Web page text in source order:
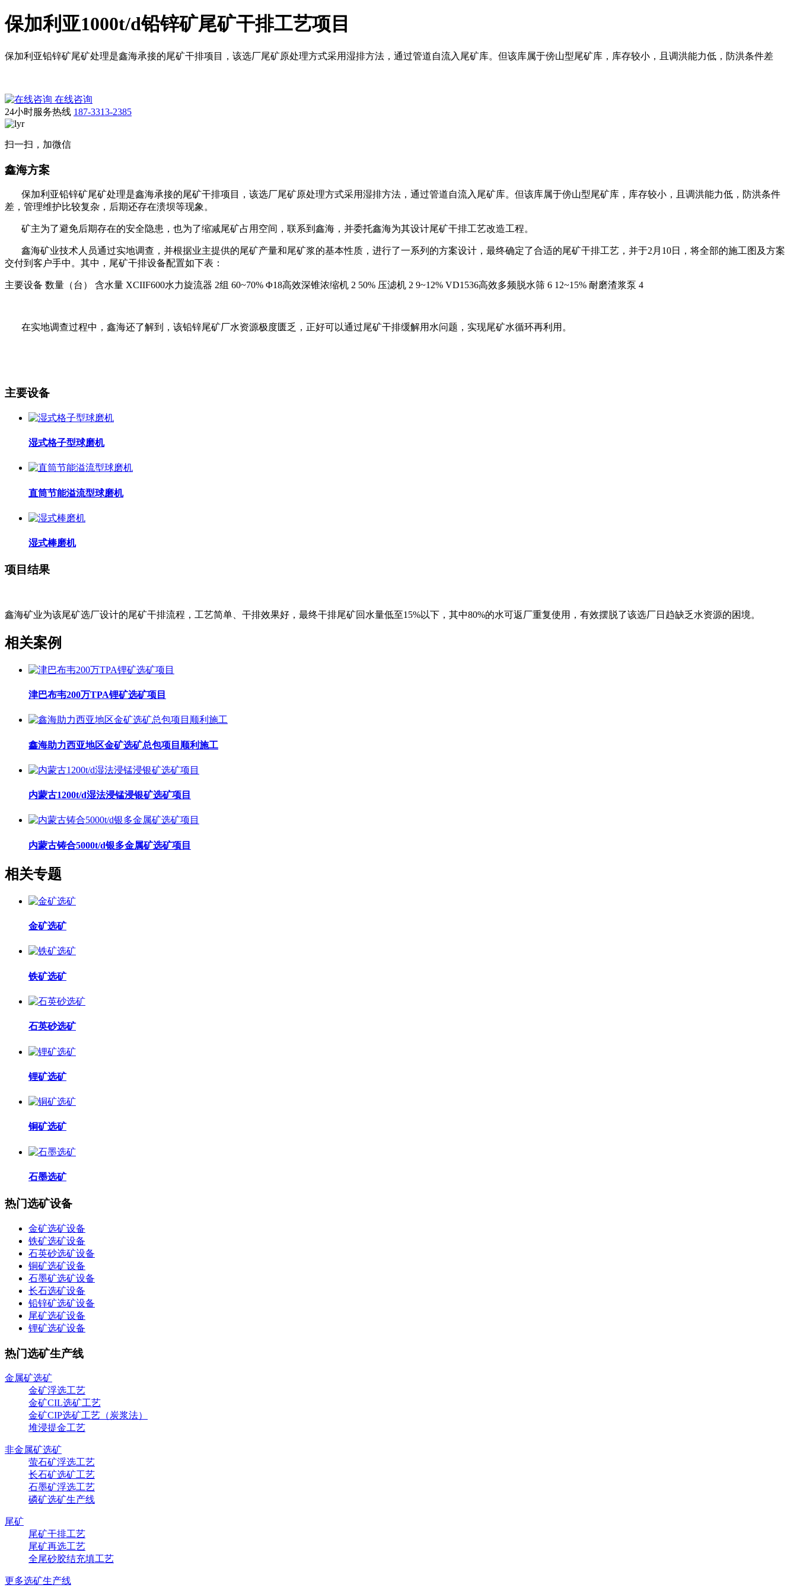
保加利亚1000t/d铅锌矿尾矿干排工艺项目
保加利亚铅锌矿尾矿处理是鑫海承接的尾矿干排项目，该选厂尾矿原处理方式采用湿排方法，通过管道自流入尾矿库。但该库属于傍山型尾矿库，库存较小，且调洪能力低，防洪条件差
在线咨询
24小时服务热线 187-3313-2385
扫一扫，加微信
鑫海方案
保加利亚铅锌矿尾矿处理是鑫海承接的尾矿干排项目，该选厂尾矿原处理方式采用湿排方法，通过管道自流入尾矿库。但该库属于傍山型尾矿库，库存较小，且调洪能力低，防洪条件
差，管理维护比较复杂，后期还存在溃坝等现象。
矿主为了避免后期存在的安全隐患，也为了缩减尾矿占用空间，联系到鑫海，并委托鑫海为其设计尾矿干排工艺改造工程。
鑫海矿业技术人员通过实地调查，并根据业主提供的尾矿产量和尾矿浆的基本性质，进行了一系列的方案设计，最终确定了合适的尾矿干排工艺，并于2月10日，将全部的施工图及方案
交付到客户手中。其中，尾矿干排设备配置如下表：
主要设备 数量（台） 含水量 XCIIF600水力旋流器 2组 60~70% Φ18高效深锥浓缩机 2 50% 压滤机 2 9~12% VD1536高效多频脱水筛 6 12~15% 耐磨渣浆泵 4
在实地调查过程中，鑫海还了解到，该铅锌尾矿厂水资源极度匮乏，正好可以通过尾矿干排缓解用水问题，实现尾矿水循环再利用。
主要设备
湿式格子型球磨机
直筒节能溢流型球磨机
湿式棒磨机
项目结果
鑫海矿业为该尾矿选厂设计的尾矿干排流程，工艺简单、干排效果好，最终干排尾矿回水量低至15%以下，其中80%的水可返厂重复使用，有效摆脱了该选厂日趋缺乏水资源的困境。
相关案例
津巴布韦200万TPA锂矿选矿项目
鑫海助力西亚地区金矿选矿总包项目顺利施工
内蒙古1200t/d湿法浸锰浸银矿选矿项目
内蒙古铸合5000t/d银多金属矿选矿项目
相关专题
金矿选矿
铁矿选矿
石英砂选矿
锂矿选矿
铜矿选矿
石墨选矿
热门选矿设备
金矿选矿设备
铁矿选矿设备
石英砂选矿设备
铜矿选矿设备
石墨矿选矿设备
长石选矿设备
铅锌矿选矿设备
尾矿选矿设备
锂矿选矿设备
热门选矿生产线
金属矿选矿
金矿浮选工艺
金矿CIL选矿工艺
金矿CIP选矿工艺（炭浆法）
堆浸提金工艺
非金属矿选矿
萤石矿浮选工艺
长石矿选矿工艺
石墨矿浮选工艺
磷矿选矿生产线
尾矿
尾矿干排工艺
尾矿再选工艺
全尾砂胶结充填工艺
更多选矿生产线